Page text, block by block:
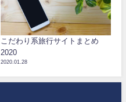
こだわり系旅行サイトまとめ
2020
2020.01.28